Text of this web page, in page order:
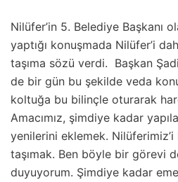
Nilüfer’in 5. Belediye Başkanı
yaptığı konuşmada Nilüfer’i
taşıma sözü verdi. Başkan
de bir gün bu şekilde veda
koltuğa bu bilinçle oturarak
Amacımız, şimdiye kadar
yenilerini eklemek.
taşımak. Ben böyle bir görevi
duyuyorum. Şimdiye kadar